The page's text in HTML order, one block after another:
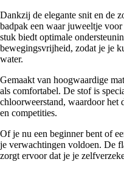
Dankzij de elegante snit en de
badpak een waar juweeltje
stuk biedt optimale
bewegingsvrijheid, zodat je je
water.
Gemaakt van hoogwaardige
als comfortabel. De stof is
chloorweerstand, waardoor het
en competities.
Of je nu een beginner bent of
je verwachtingen voldoen. De
zorgt ervoor dat je je